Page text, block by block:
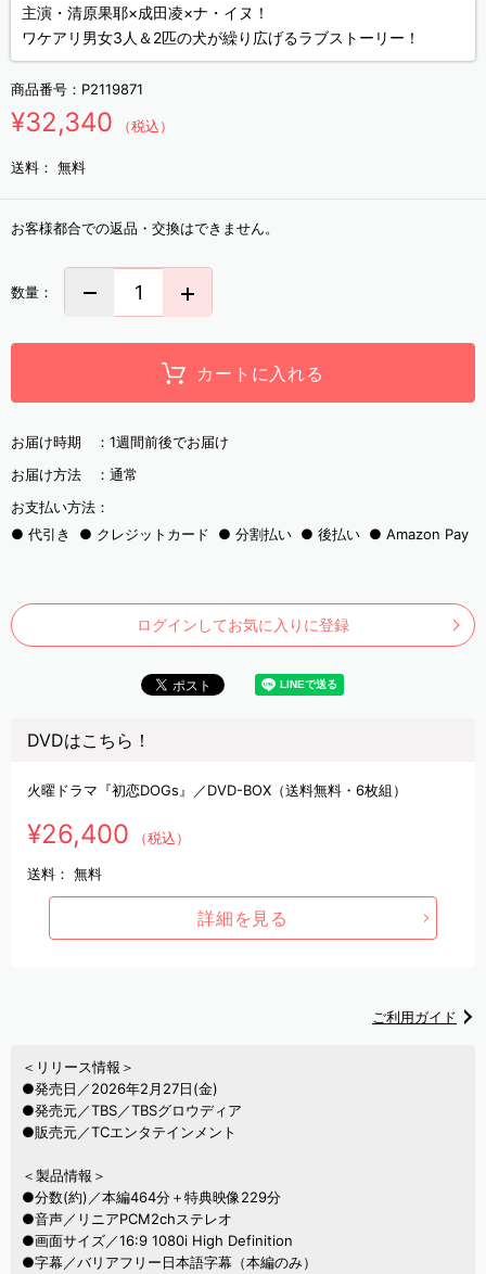
主演・清原果耶×成田凌×ナ・イヌ！
ワケアリ男女3人＆2匹の犬が繰り広げるラブストーリー！
商品番号： P2119871
¥32,340 （税込）
送料： 無料
お客様都合での返品・交換はできません。
数量：
カートに入れる
お届け時期 ： 1週間前後でお届け
お届け方法 ： 通常
お支払い方法：
代引き
クレジットカード 分割払い 後払い Amazon Pay
ログインしてお気に入りに登録
DVDはこちら！
火曜ドラマ『初恋DOGs』／DVD-BOX（送料無料・6枚組）
¥26,400 （税込）
送料： 無料
詳細を見る
ご利用ガイド
＜リリース情報＞
●発売日／2026年2月27日(金)
●発売元／TBS／TBSグロウディア
●販売元／TCエンタテインメント
＜製品情報＞
●分数(約)／本編464分＋特典映像229分
●音声／リニアPCM2chステレオ
●画面サイズ／16:9 1080i High Definition
●字幕／バリアフリー日本語字幕（本編のみ）